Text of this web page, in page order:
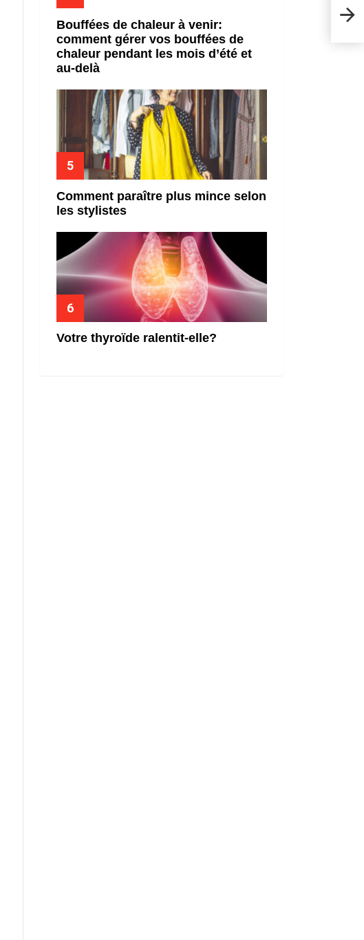
5
Bouffées de chaleur à venir:
comment gérer vos bouffées de
chaleur pendant les mois d’été et
au-delà
Comment paraître plus mince selon
les stylistes
Votre thyroïde ralentit-elle?